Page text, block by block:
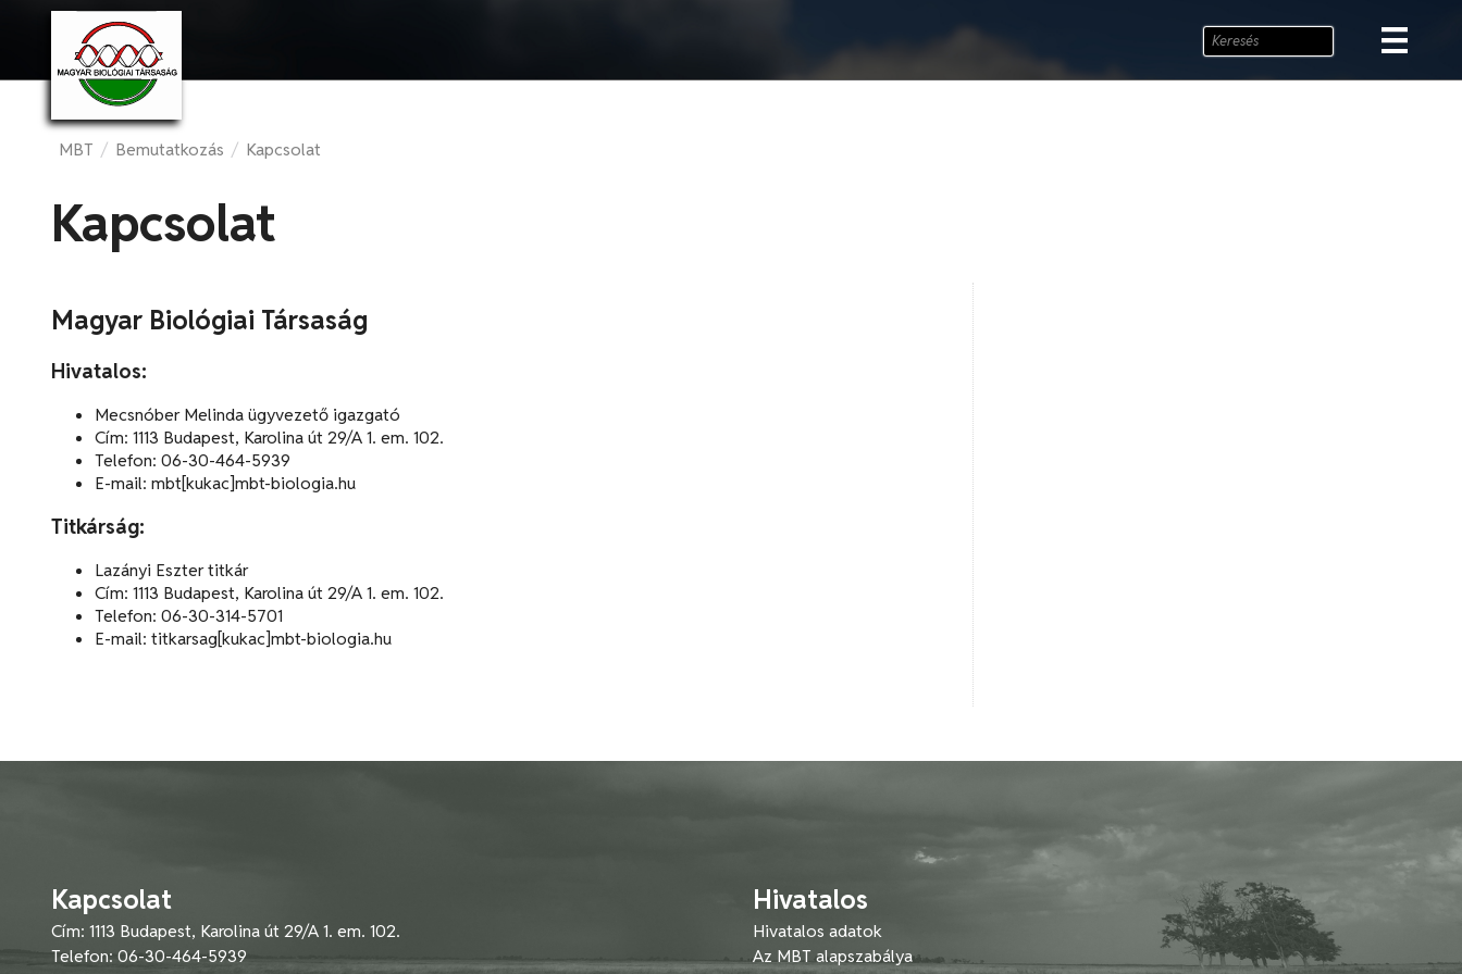
MBT / Bemutatkozás / Kapcsolat
Kapcsolat
Magyar Biológiai Társaság
Hivatalos:
Mecsnóber Melinda ügyvezető igazgató
Cím: 1113 Budapest, Karolina út 29/A 1. em. 102.
Telefon: 06-30-464-5939
E-mail: mbt[kukac]mbt-biologia.hu
Titkárság:
Lazányi Eszter titkár
Cím: 1113 Budapest, Karolina út 29/A 1. em. 102.
Telefon: 06-30-314-5701
E-mail: titkarsag[kukac]mbt-biologia.hu
Kapcsolat
Cím: 1113 Budapest, Karolina út 29/A 1. em. 102.
Telefon: 06-30-464-5939
Hivatalos
Hivatalos adatok
Az MBT alapszabálya